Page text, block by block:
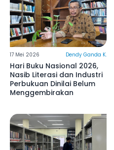
17 Mei 2026 Dendy Ganda K.
Hari Buku Nasional 2026,
Nasib Literasi dan Industri
Perbukuan Dinilai Belum
Menggembirakan